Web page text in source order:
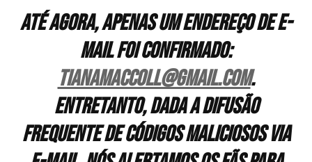
Até agora, apenas um endereço de e-
mail foi confirmado:
tianamaccoll@gmail.com.
Entretanto, dada a difusão
frequente de códigos maliciosos via